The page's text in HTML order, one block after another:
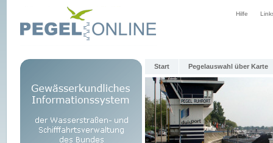
Hilfe
Start Pegelauswahl über Karte